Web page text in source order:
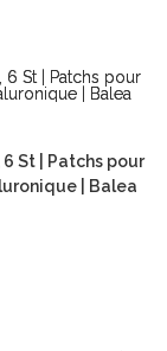
St | Patchs pour
| Balea